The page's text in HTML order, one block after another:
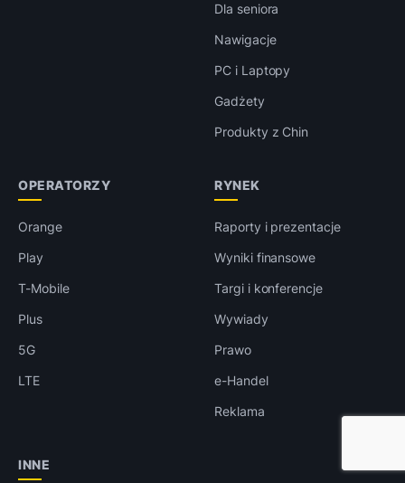
Dla seniora
Nawigacje
PC i Laptopy
Gadżety
Produkty z Chin
OPERATORZY
Orange
Play
T-Mobile
Plus
5G
LTE
RYNEK
Raporty i prezentacje
Wyniki finansowe
Targi i konferencje
Wywiady
Prawo
e-Handel
Reklama
INNE